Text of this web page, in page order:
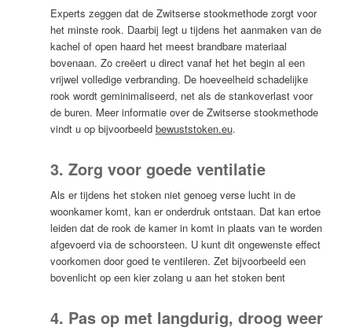
Experts zeggen dat de Zwitserse stookmethode zorgt voor
het minste rook. Daarbij legt u tijdens het aanmaken van de
kachel of open haard het meest brandbare materiaal
bovenaan. Zo creëert u direct vanaf het het begin al een
vrijwel volledige verbranding. De hoeveelheid schadelijke
rook wordt geminimaliseerd, net als de stankoverlast voor
de buren. Meer informatie over de Zwitserse stookmethode
vindt u op bijvoorbeeld bewuststoken.eu.
3. Zorg voor goede ventilatie
Als er tijdens het stoken niet genoeg verse lucht in de
woonkamer komt, kan er onderdruk ontstaan. Dat kan ertoe
leiden dat de rook de kamer in komt in plaats van te worden
afgevoerd via de schoorsteen. U kunt dit ongewenste effect
voorkomen door goed te ventileren. Zet bijvoorbeeld een
bovenlicht op een kier zolang u aan het stoken bent
4. Pas op met langdurig, droog weer